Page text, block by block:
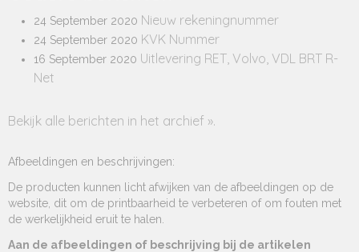
24 September 2020 Nieuw rekeningnummer
24 September 2020 KVK Nummer
16 September 2020 Uitlevering RET, Volvo, VDL BRT R-
Net
Bekijk alle berichten in het archief ».
Afbeeldingen en beschrijvingen:
De producten kunnen licht afwijken van de afbeeldingen op de
website, dit om de printbaarheid te verbeteren of om fouten met
de werkelijkheid eruit te halen.
Aan de afbeeldingen of beschrijving bij de artikelen